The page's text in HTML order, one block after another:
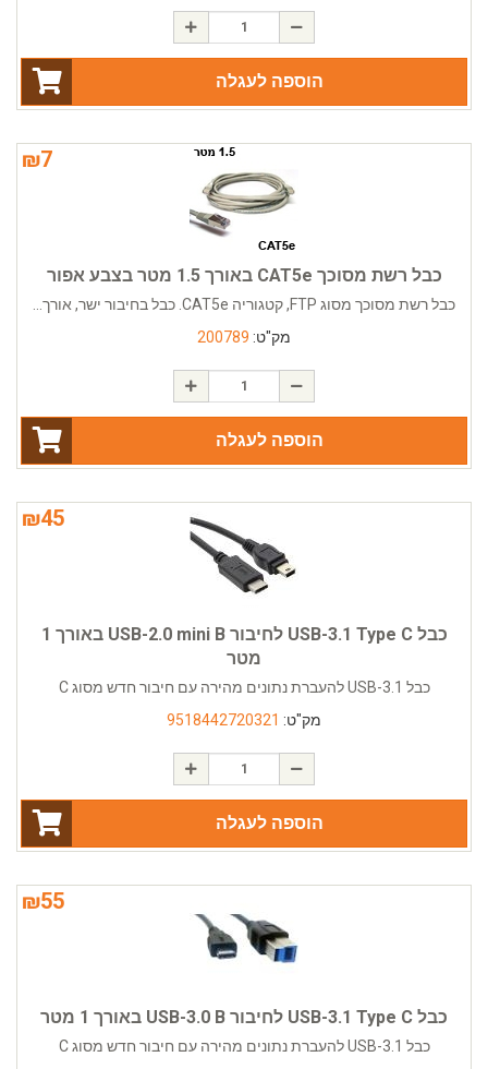
הוספה לעגלה
₪7
כבל רשת מסוכך CAT5e באורך 1.5 מטר בצבע אפור
כבל רשת מסוכך מסוג FTP, קטגוריה CAT5e. כבל בחיבור ישר, אורך...
מק"ט: 200789
הוספה לעגלה
₪45
כבל USB-3.1 Type C לחיבור USB-2.0 mini B באורך 1
מטר
כבל USB-3.1 להעברת נתונים מהירה עם חיבור חדש מסוג C
מק"ט: 9518442720321
הוספה לעגלה
₪55
כבל USB-3.1 Type C לחיבור USB-3.0 B באורך 1 מטר
כבל USB-3.1 להעברת נתונים מהירה עם חיבור חדש מסוג C